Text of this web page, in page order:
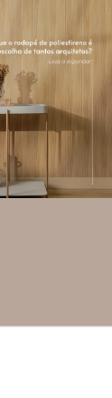
de poliestireno
na arquitetura
praticidade e
único produto.